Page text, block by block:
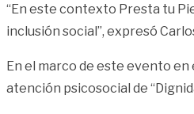
“En este contexto Presta tu
inclusión social”, expresó
En el marco de este evento en
atención psicosocial de